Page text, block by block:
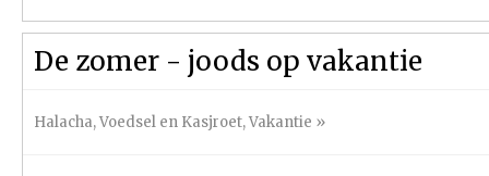
De zomer - joods op vakantie
Halacha,Voedsel en Kasjroet,Vakantie »